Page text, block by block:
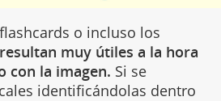
o incluso los
muy útiles a la hora
con la imagen. Si se
identificándolas dentro